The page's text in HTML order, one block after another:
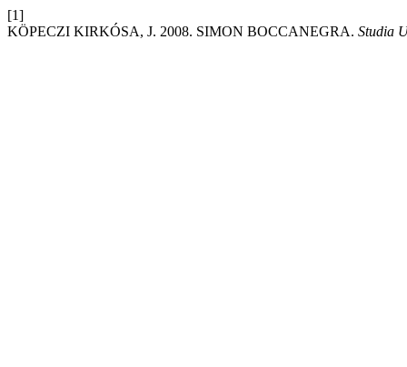
[1]
KÖPECZI KIRKÓSA, J. 2008. SIMON BOCCANEGRA. Studia